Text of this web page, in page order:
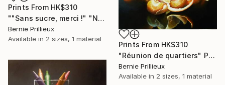
Prints From HK$310
""Sans sucre, merci !" "No sugar, thank's !"" Painting
Bernie Prillieux
Available in 2 sizes, 1 material
Prints From HK$310
"Réunion de quartiers" Painting
Bernie Prillieux
Available in 2 sizes, 1 material